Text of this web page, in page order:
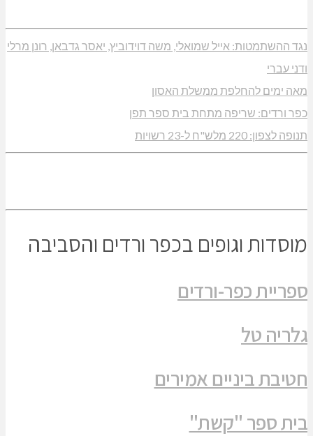
נגד ההשתמטות: אייל שמואלי, משה דוידוביץ, יאסר גדבאן, רונן מרלי
ודני עברי
מאה ימים להחלפת ממשלת האסון
כפר ורדים: שריפה מתחת בית ספר תפן
תנופה לצפון: 220 מלש"ח ל-23 רשויות
מוסדות וגופים בכפר ורדים והסביבה
ספריית כפר-ורדים
גלריה טל
חטיבת ביניים אמירים
בית ספר "קשת"